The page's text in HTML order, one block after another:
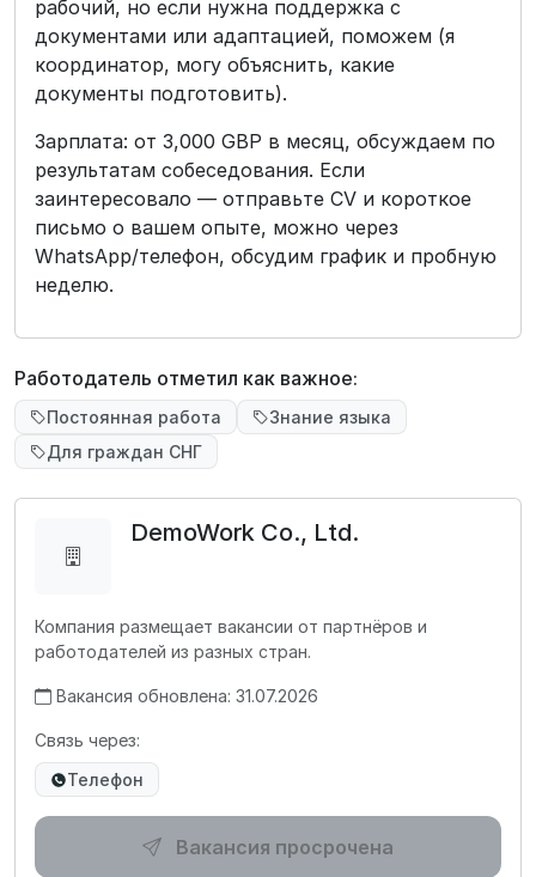
рабочий, но если нужна поддержка с
документами или адаптацией, поможем (я
координатор, могу объяснить, какие
документы подготовить).
Зарплата: от 3,000 GBP в месяц, обсуждаем по
результатам собеседования. Если
заинтересовало — отправьте CV и короткое
письмо о вашем опыте, можно через
WhatsApp/телефон, обсудим график и пробную
неделю.
Работодатель отметил как важное:
Постоянная работа
Знание языка
Для граждан СНГ
DemoWork Co., Ltd.
Компания размещает вакансии от партнёров и
работодателей из разных стран.
Вакансия обновлена: 31.07.2026
Связь через:
Телефон
Вакансия просрочена